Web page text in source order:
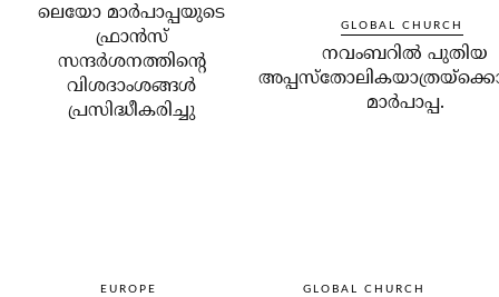
ലെയോ മാര്‍പാപ്പയുടെ
ഫ്രാന്‍സ്
സന്ദര്‍ശനത്തിന്റെ
വിശദാംശങ്ങള്‍
പ്രസിദ്ധീകരിച്ചു
GLOBAL CHURCH
നവംബറില്‍ പുതിയ
മാര്‍പാപ്പ.
EUROPE GLOBAL CHURCH